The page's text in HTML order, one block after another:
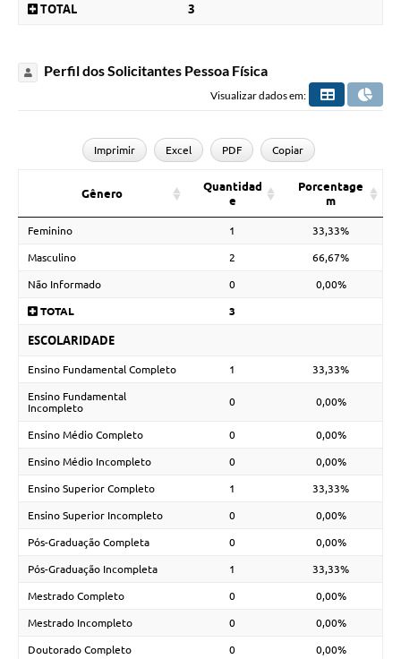
TOTAL 3
Perfil dos Solicitantes Pessoa Física
Visualizar dados em:
Imprimir Excel PDF Copiar
Gênero
Quantidad
e
Porcentage
m
Feminino 1 33,33%
Masculino 2 66,67%
Não Informado 0 0,00%
TOTAL 3
ESCOLARIDADE
Ensino Fundamental Completo 1 33,33%
Ensino Fundamental
Incompleto
0 0,00%
Ensino Médio Completo 0 0,00%
Ensino Médio Incompleto 0 0,00%
Ensino Superior Completo 1 33,33%
Ensino Superior Incompleto 0 0,00%
Pós-Graduação Completa 0 0,00%
Pós-Graduação Incompleta 1 33,33%
Mestrado Completo 0 0,00%
Mestrado Incompleto 0 0,00%
Doutorado Completo 0 0,00%